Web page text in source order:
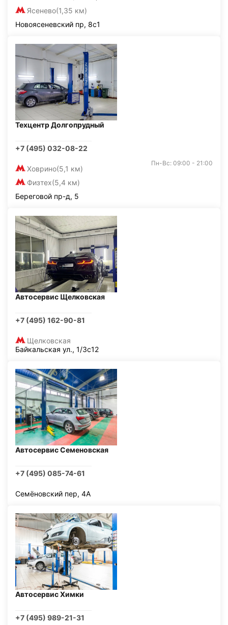
Ясенево(1,35 км)
Новоясеневский пр, 8с1
Техцентр Долгопрудный
+7 (495) 032-08-22
Ховрино(5,1 км)
Физтех(5,4 км)
Пн-Вс: 09:00 - 21:00
Береговой пр-д, 5
Автосервис Щелковская
+7 (495) 162-90-81
Щелковская
Байкальская ул., 1/3с12
Автосервис Семеновская
+7 (495) 085-74-61
Семёновский пер, 4А
Автосервис Химки
+7 (495) 989-21-31